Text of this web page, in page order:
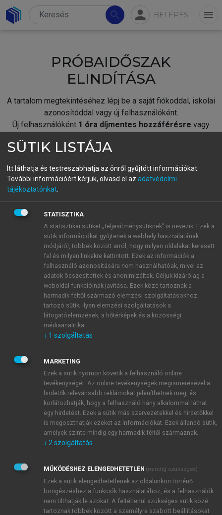
search person BELÉPÉS menu
PRÓBAIDŐSZAK
ELINDÍTÁSA
A tartalom megtekintéséhez lépj be a saját fiókoddal, iskolai
azonosítóddal vagy új felhasználóként.
Új felhasználóként 1 óra díjmentes hozzáférésre vagy
fiókoddal,vagy hozz létre új fiókot.
A regisztráció után apróbaidőszakautomatikusan
BELÉPÉS SAJÁT FIÓKKAL
ÚJ FIÓK LÉTREHOZÁSA
1 óra díjmentes hozzáférés
E-MAIL-CÍM
JELSZÓ
JELSZÓ ÚJRA
Kérek értesítést a MeRSZ újdonságairól, akcióiról.
Kérek értesítést az Akadémiai Kiadó Zrt. újdonságairól,
Adatkezelési tájékoztatóbanfoglaltakat tudomásul
veszem és elfogadom.
Általános vásárlási feltételeket, valamint a szotar.netés a
mersz.huoldalak licencszerződéseiben foglaltakat
tudomásul veszem és elfogadom.
SÜTIK LISTÁJA
Itt láthatja és testreszabhatja az önről gyűjtött információkat.
További információért kérjük, olvasd el az adatvédelmi
tájékoztatónkat
STATISZTIKA
A statisztikai sütiket „teljesítménysütiknek” is nevezik. Ezek a
sütik információkat gyűjtenek a webhely használatának
módjáról, többek között arról, hogy milyen oldalakat keresett
fel és milyen linkekre kattintott. Ezek az információk a
felhasználó azonosítására nem használhatóak, mivel az
adatok összesítettek és anonimizáltak. Céljuk kizárólag a
weboldal funkcióinak javítása. Ezek közé tartoznak a
harmadik féltől származó elemzési szolgáltatásokhoz
tartozó sütik; ilyen elemzési szolgáltatások a
látogatóelemzések, a hőtérképek és a közösségi
médiaanalitika.
↓ 1 szolgáltatás
MARKETING
Ezek a sütik nyomon követik a felhasználó online
tevékenységét. Az online tevékenységek megismerésével a
hirdetők relevánsabb reklámokat jeleníthetnek meg, és
korlátozhatják, hogy a felhasználó hány alkalommal láthat
egy hirdetést. Ezek a sütik más szervezetekkel és hirdetőkkel
is megoszthatják ezeket az információkat. Ezek állandó sütik,
amelyek szinte mindig egy harmadik féltől származnak.
↓ 2 szolgáltatás
MŰKÖDÉSHEZ ELENGEDHETETLEN (mindig szükséges)
Ezek a sütik elengedhetetlenek az oldalunkon történő
böngészéshez,a funkciók használatához, és a felhasználók
nem tilthatják le azokat. A feltétlenül szükséges sütik közé
tartoznak többek között a személyre szabott beállításokat